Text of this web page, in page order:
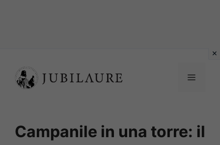
contenuto
MENU
Campanile in una torre: il